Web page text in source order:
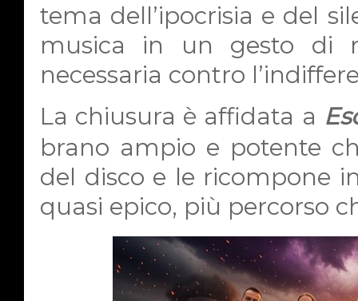
tema dell’ipocrisia e del
musica in un gesto di
necessaria contro
La chiusura è affidata a
brano ampio e potente
del disco e le ricompone
quasi epico, più percorso